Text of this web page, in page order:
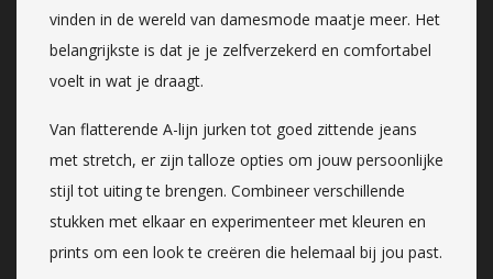
vinden in de wereld van damesmode maatje meer. Het
belangrijkste is dat je je zelfverzekerd en comfortabel
voelt in wat je draagt.
Van flatterende A-lijn jurken tot goed zittende jeans
met stretch, er zijn talloze opties om jouw persoonlijke
stijl tot uiting te brengen. Combineer verschillende
stukken met elkaar en experimenteer met kleuren en
prints om een look te creëren die helemaal bij jou past.